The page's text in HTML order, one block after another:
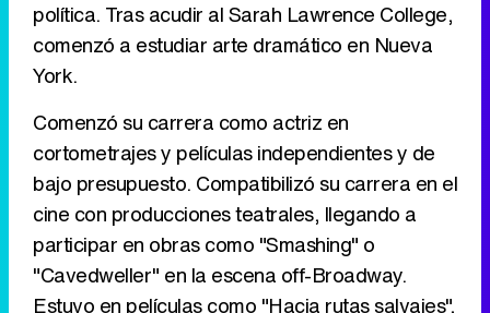
Tráiler en catalán de 'Ravalear', la nueva serie de HBO Max sobre los fondos buitre
Tráiler de la tercera temporada de 'The Walking Dead: Dead City' de AMC+
Canción ganadora de Eurovisión 2026: DARA con "Bangaranga" por Bulgaria
política. Tras acudir al Sarah Lawrence College,
comenzó a estudiar arte dramático en Nueva
York.
Comenzó su carrera como actriz en
cortometrajes y películas independientes y de
bajo presupuesto. Compatibilizó su carrera en el
cine con producciones teatrales, llegando a
participar en obras como "Smashing" o
"Cavedweller" en la escena off-Broadway.
Estuvo en películas como "Hacia rutas salvajes",